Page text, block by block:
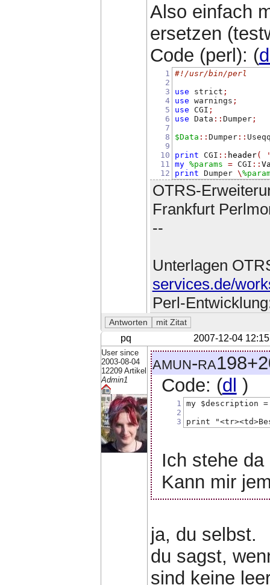
Also einfach
ersetzen
Code (perl): (
1
2
3
4
5
6
7
8
9
10
11
12
#!/usr/bin/perl
use strict ;
use warnings ;
use CGI ;
use Data ::Dumper ;
$Data ::Dumper ::
print CGI :: header(
my %params = CGI ::
print Dumper \
OTRS-
Frankfurt
--
Unterlagen
services.de/
Perl-
pq 2007-12-04 12:15
User since
2003-08-04
12209 Artikel
Admin1
amun-
Code: (dl )
1
2
3
my $description
print
Ich stehe
Kann mir
ja, du selbst.
du sagst,
sind keine